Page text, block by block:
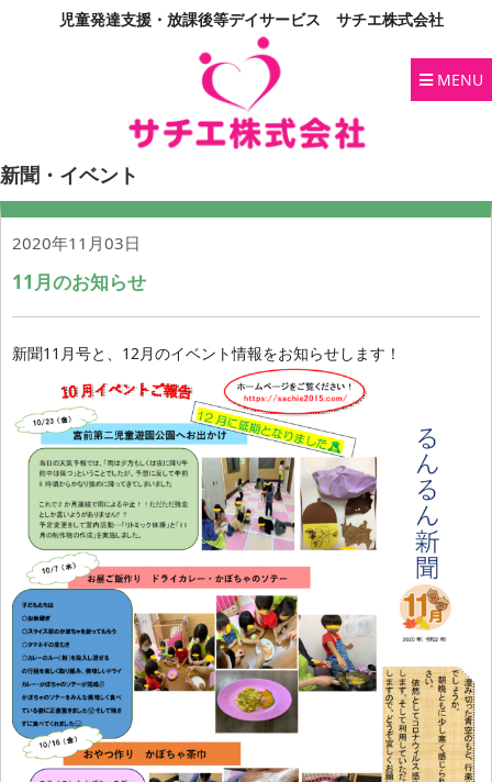
児童発達支援・放課後等デイサービス サチエ株式会社
MENU
新聞・イベント
2020年11月03日
11月のお知らせ
新聞11月号と、12月のイベント情報をお知らせします！